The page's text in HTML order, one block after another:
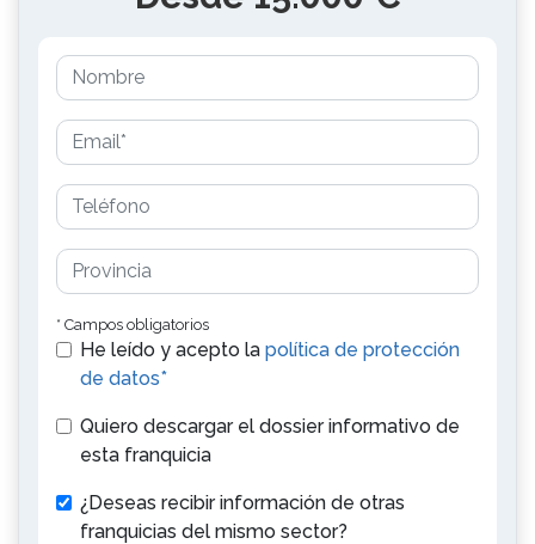
* Campos obligatorios
He leído y acepto la política de protección
de datos*
Quiero descargar el dossier informativo de
esta franquicia
¿Deseas recibir información de otras
franquicias del mismo sector?